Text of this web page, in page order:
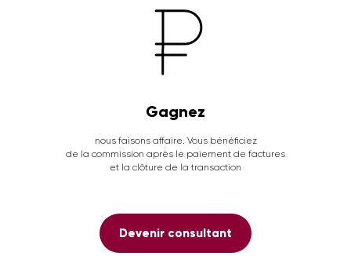
Gagnez
nous faisons affaire. Vous bénéficiez
de la commission après le paiement de factures
et la clôture de la transaction
Devenir consultant